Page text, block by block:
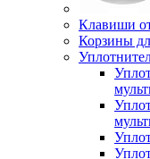
Клавиши
Корзины